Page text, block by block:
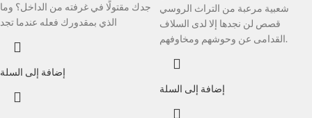
جدك مقتولًا في غرفته من الداخل؟ وما
الذي بمقدورك فعله عندما تجد
إضافة إلى السلة
شعبية مرعبة من التراث الروسي
قصص لن نجدها إلا لدى السلاف
القدامى عن وحوشهم ومخاوفهم.
إضافة إلى السلة